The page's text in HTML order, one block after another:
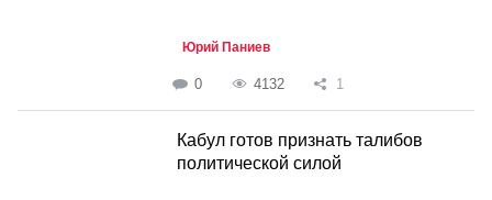
Юрий Паниев
0 4132 1
Кабул готов признать талибов
политической силой